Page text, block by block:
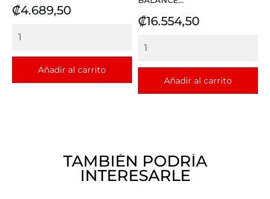
Precio
₡4.689,50
Añadir al carrito
Precio
₡16.554,50
Añadir al carrito
TAMBIÉN PODRÍA
INTERESARLE